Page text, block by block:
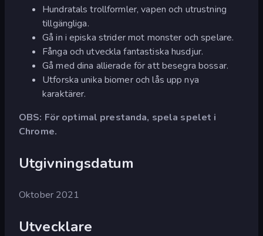
Hundratals trollformler, vapen och utrustning
tillgängliga.
Gå in i episka strider mot monster och spelare.
Fånga och utveckla fantastiska husdjur.
Gå med dina allierade för att besegra bossar.
Utforska unika biomer och lås upp nya
karaktärer.
OBS: För optimal prestanda, spela spelet i
Chrome.
Utgivningsdatum
Oktober 2021
Utvecklare